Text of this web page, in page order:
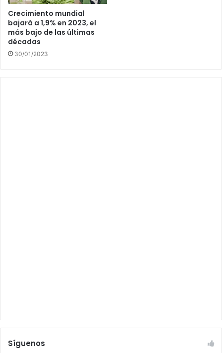
Crecimiento mundial
bajará a 1,9% en 2023, el
más bajo de las últimas
décadas
30/01/2023
Síguenos